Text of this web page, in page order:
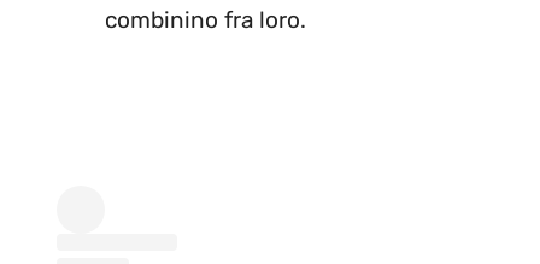
combinino fra loro.